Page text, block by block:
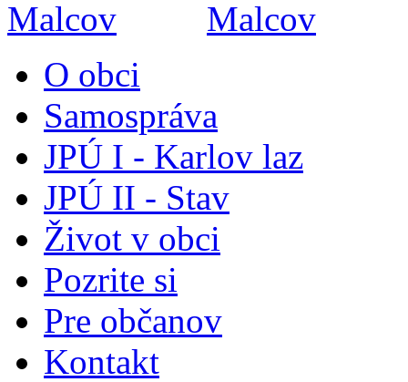
O obci
Samospráva
JPÚ I - Karlov laz
JPÚ II - Stav
Život v obci
Pozrite si
Pre občanov
Kontakt